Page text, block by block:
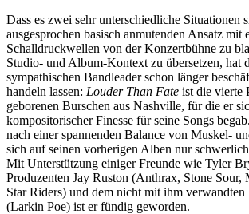
Dass es zwei sehr unterschiedliche Situationen
ausgesprochen basisch anmutenden Ansatz mit
Schalldruckwellen von der Konzertbühne zu
Studio- und Album-Kontext zu übersetzen, hat
sympathischen Bandleader schon länger
handeln lassen: Louder Than Fate ist die vierte
geborenen Burschen aus Nashville, für die er
kompositorischer Finesse für seine Songs
nach einer spannenden Balance von Muskel-
sich auf seinen vorherigen Alben nur
Mit Unterstützung einiger Freunde wie Tyler
Produzenten Jay Ruston (Anthrax, Stone
Star Riders) und dem nicht mit ihm
(Larkin Poe) ist er fündig geworden.